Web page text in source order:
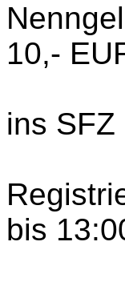
10,-
ins
bis